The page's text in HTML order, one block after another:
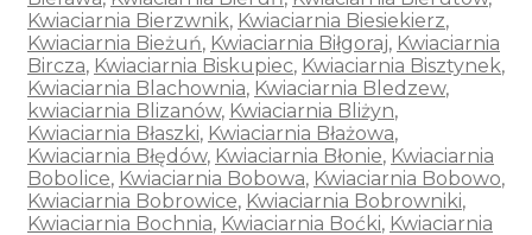
Kwiaciarnia Bierzwnik, Kwiaciarnia Biesiekierz,
Kwiaciarnia Bieżuń, Kwiaciarnia Biłgoraj, Kwiaciarnia
Bircza, Kwiaciarnia Biskupiec, Kwiaciarnia Bisztynek,
Kwiaciarnia Blachownia, Kwiaciarnia Bledzew,
kwiaciarnia Blizanów, Kwiaciarnia Bliżyn,
Kwiaciarnia Błaszki, Kwiaciarnia Błażowa,
Kwiaciarnia Błędów, Kwiaciarnia Błonie, Kwiaciarnia
Bobolice, Kwiaciarnia Bobowa, Kwiaciarnia Bobowo,
Kwiaciarnia Bobrowice, Kwiaciarnia Bobrowniki,
Kwiaciarnia Bochnia, Kwiaciarnia Boćki, Kwiaciarnia